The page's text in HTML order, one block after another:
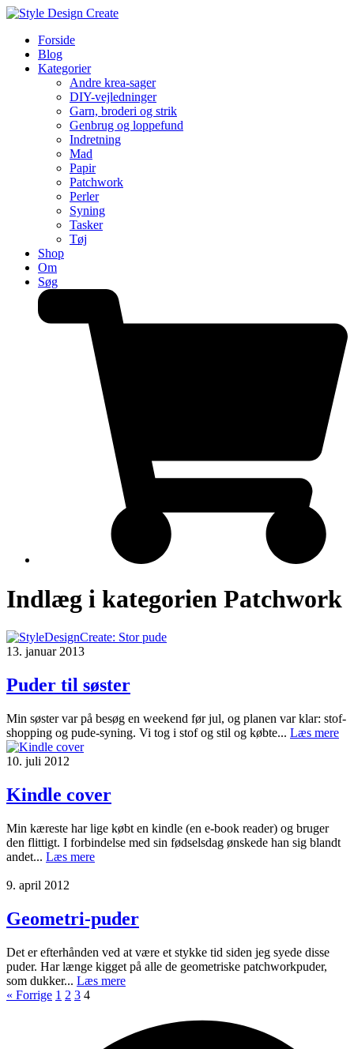
Forside
Blog
Kategorier
Andre krea-sager
DIY-vejledninger
Garn, broderi og strik
Genbrug og loppefund
Indretning
Mad
Papir
Patchwork
Perler
Syning
Tasker
Tøj
Shop
Om
Søg
Indlæg i kategorien Patchwork
13. januar 2013
Puder til søster
Min søster var på besøg en weekend før jul, og planen var klar: stof-
shopping og pude-syning. Vi tog i stof og stil og købte... Læs mere
10. juli 2012
Kindle cover
Min kæreste har lige købt en kindle (en e-book reader) og bruger
den flittigt. I forbindelse med sin fødselsdag ønskede han sig blandt
andet... Læs mere
9. april 2012
Geometri-puder
Det er efterhånden ved at være et stykke tid siden jeg syede disse
puder. Har længe kigget på alle de geometriske patchworkpuder,
som dukker... Læs mere
« Forrige 1 2 3 4